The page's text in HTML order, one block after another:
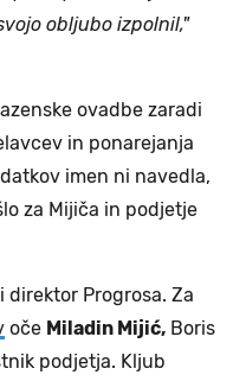
obljubo izpolnil,"
ovadbe zaradi
in ponarejanja
imen ni navedla,
za Mijiča in podjetje
Progrosa. Za
oče Miladin Mijić, Boris
podjetja. Kljub